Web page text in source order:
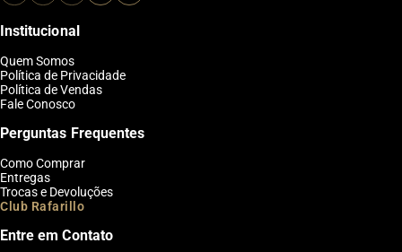
Institucional
Quem Somos
Política de Privacidade
Política de Vendas
Fale Conosco
Perguntas Frequentes
Como Comprar
Entregas
Trocas e Devoluções
Club Rafarillo
Entre em Contato